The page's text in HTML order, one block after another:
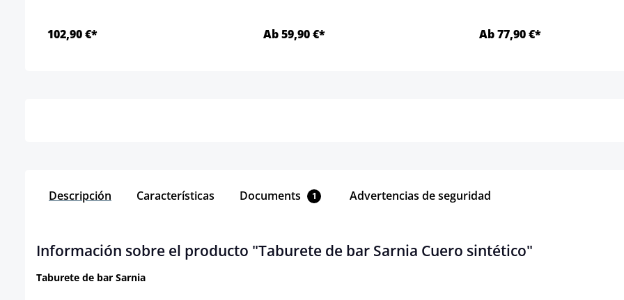
102,90 €* Ab 59,90 €* Ab 77,90 €*
Descripción Características Documents 1 Advertencias de seguridad
Información sobre el producto "Taburete de bar Sarnia Cuero sintético"
Taburete de bar Sarnia